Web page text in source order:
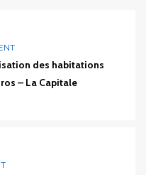
des habitations
– La Capitale